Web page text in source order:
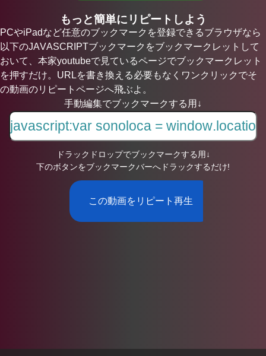
もっと簡単にリピートしよう
PCやiPadなど任意のブックマークを登録できるブラウザなら
以下のJAVASCRIPTブックマークをブックマークレットして
おいて、本家youtubeで見ているページでブックマークレット
を押すだけ。URLを書き換える必要もなくワンクリックでそ
の動画のリピートページへ飛ぶよ。
手動編集でブックマークする用↓
ドラックドロップでブックマークする用↓
下のボタンをブックマークバーへドラックするだけ!
この動画をリピート再生